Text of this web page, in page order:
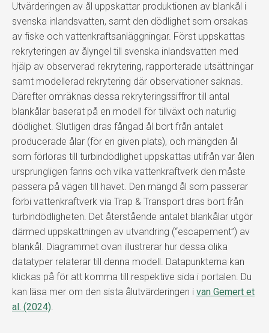
Utvärderingen av ål uppskattar produktionen av blankål i
svenska inlandsvatten, samt den dödlighet som orsakas
av fiske och vattenkraftsanläggningar. Först uppskattas
rekryteringen av ålyngel till svenska inlandsvatten med
hjälp av observerad rekrytering, rapporterade utsättningar
samt modellerad rekrytering där observationer saknas.
Därefter omräknas dessa rekryteringssiffror till antal
blankålar baserat på en modell för tillväxt och naturlig
dödlighet. Slutligen dras fångad ål bort från antalet
producerade ålar (för en given plats), och mängden ål
som förloras till turbindödlighet uppskattas utifrån var ålen
ursprungligen fanns och vilka vattenkraftverk den måste
passera på vägen till havet. Den mängd ål som passerar
förbi vattenkraftverk via Trap & Transport dras bort från
turbindödligheten. Det återstående antalet blankålar utgör
därmed uppskattningen av utvandring (“escapement”) av
blankål. Diagrammet ovan illustrerar hur dessa olika
datatyper relaterar till denna modell. Datapunkterna kan
klickas på för att komma till respektive sida i portalen. Du
kan läsa mer om den sista ålutvärderingen i van Gemert et
al. (2024).